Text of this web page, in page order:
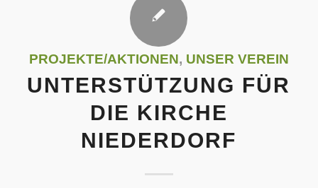
PROJEKTE/AKTIONEN, UNSER VEREIN
UNTERSTÜTZUNG FÜR
DIE KIRCHE
NIEDERDORF